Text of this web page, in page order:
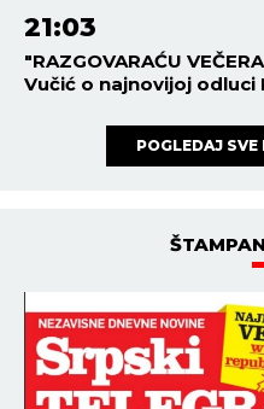
21:03
"RAZGOVARAĆU
Vučić o najnovijoj odluci
POGLEDAJ